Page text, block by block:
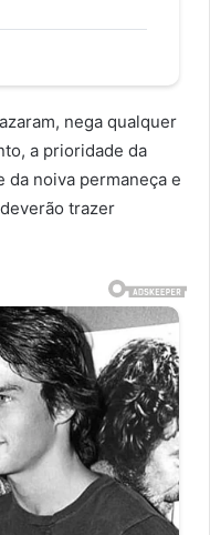
nega qualquer
a prioridade da
da noiva permaneça e
trazer